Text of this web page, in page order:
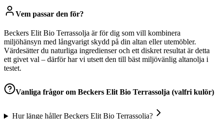
Vem passar den för?
Beckers Elit Bio Terrassolja är för dig som vill kombinera
miljöhänsyn med långvarigt skydd på din altan eller utemöbler.
Värdesätter du naturliga ingredienser och ett diskret resultat är detta
ett givet val – därför har vi utsett den till bäst miljövänlig altanolja i
testet.
Vanliga frågor om Beckers Elit Bio Terrassolja (valfri kulör)
Hur länge håller Beckers Elit Bio Terrassolja?